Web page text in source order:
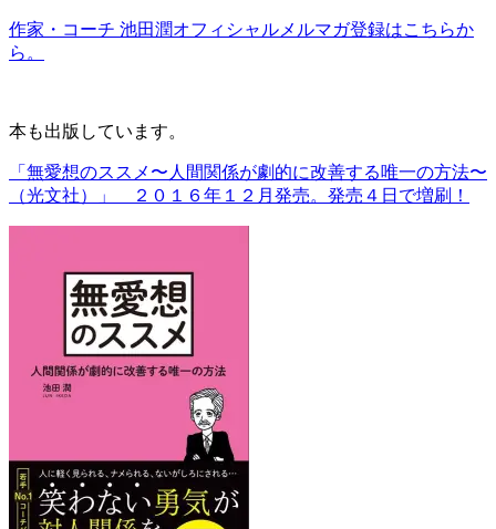
作家・コーチ 池田潤オフィシャルメルマガ登録はこちらか
ら。
本も出版しています。
「無愛想のススメ〜人間関係が劇的に改善する唯一の方法〜
（光文社）」 ２０１６年１２月発売。発売４日で増刷！